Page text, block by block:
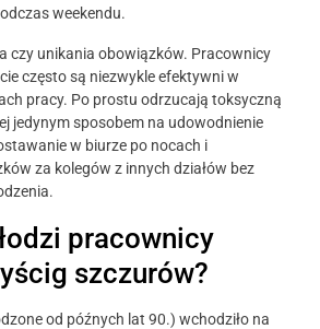
weekendu.
czy unikania obowiązków. Pracownicy
często są niezwykle efektywni w
pracy. Po prostu odrzucają toksyczną
jedynym sposobem na udowodnienie
w biurze po nocach i
za kolegów z innych działów bez
pracownicy
szczurów?
od późnych lat 90.) wchodziło na